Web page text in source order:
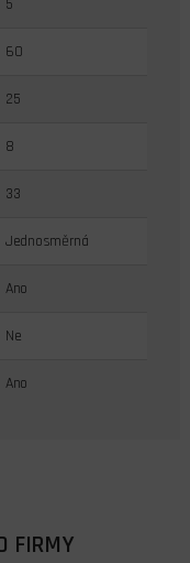
5
60
25
8
33
Jednosměrná
Ano
Ne
Ano
FIRMY